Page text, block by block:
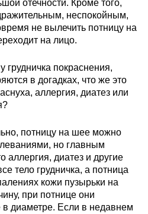
отечности. Кроме того,
неспокойным,
не вылечить потницу на
на лицо.
покраснения,
в догадках, что же это
аллергия, диатез или
потницу на шее можно
но главным
аллергия, диатез и другие
тело грудничка, а потница
кожи пузырьки на
при потнице они
в диаметре. Если в недавнем